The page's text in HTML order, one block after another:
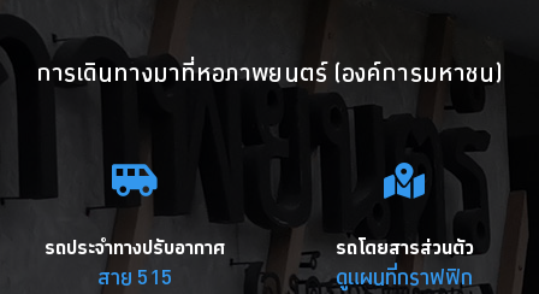
การเดินทางมาที่หอภาพยนตร์ (องค์การมหาชน)
รถประจำทางปรับอากาศ
สาย 515
รถโดยสารส่วนตัว
ดูแผนที่กราฟฟิก